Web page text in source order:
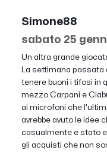
Simone88
sabato 25
Un altra grande
La settimana
tenere buoni i tifosi in
mezzo Carpani e
ai microfoni che
avrebbe avuto le idee
casualmente e stato
gli acquisti che non